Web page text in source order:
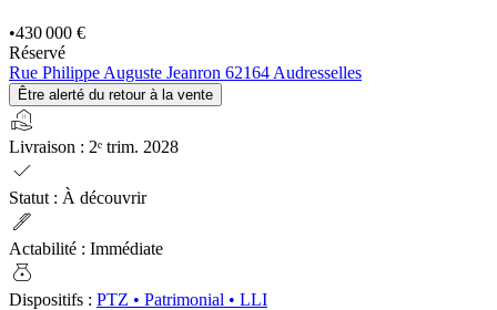
•430 000 €
Réservé
Rue Philippe Auguste Jeanron 62164 Audresselles
Être alerté du retour à la vente
real_estate_agent
Livraison : 2ᵉ trim. 2028
check
Statut : À découvrir
ink_pen
Actabilité : Immédiate
money_bag
Dispositifs : PTZ • Patrimonial • LLI